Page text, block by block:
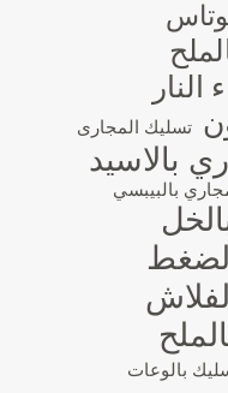
تسليك المجارى
بالاسيد
بالبيبسي
بالوعات